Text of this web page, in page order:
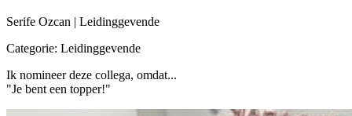
Serife Ozcan | Leidinggevende
Categorie: Leidinggevende
Ik nomineer deze collega, omdat...
"Je bent een topper!"